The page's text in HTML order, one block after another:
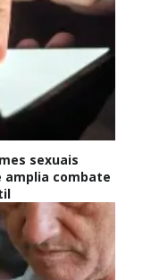
sexuais
amplia combate